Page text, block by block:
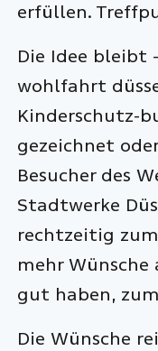
erfüllen.
Die Idee bleibt
wohlfahrt
Kinderschutz-
gezeichnet
Besucher des
Stadtwerke
rechtzeitig
mehr
gut haben,
Die Wünsche